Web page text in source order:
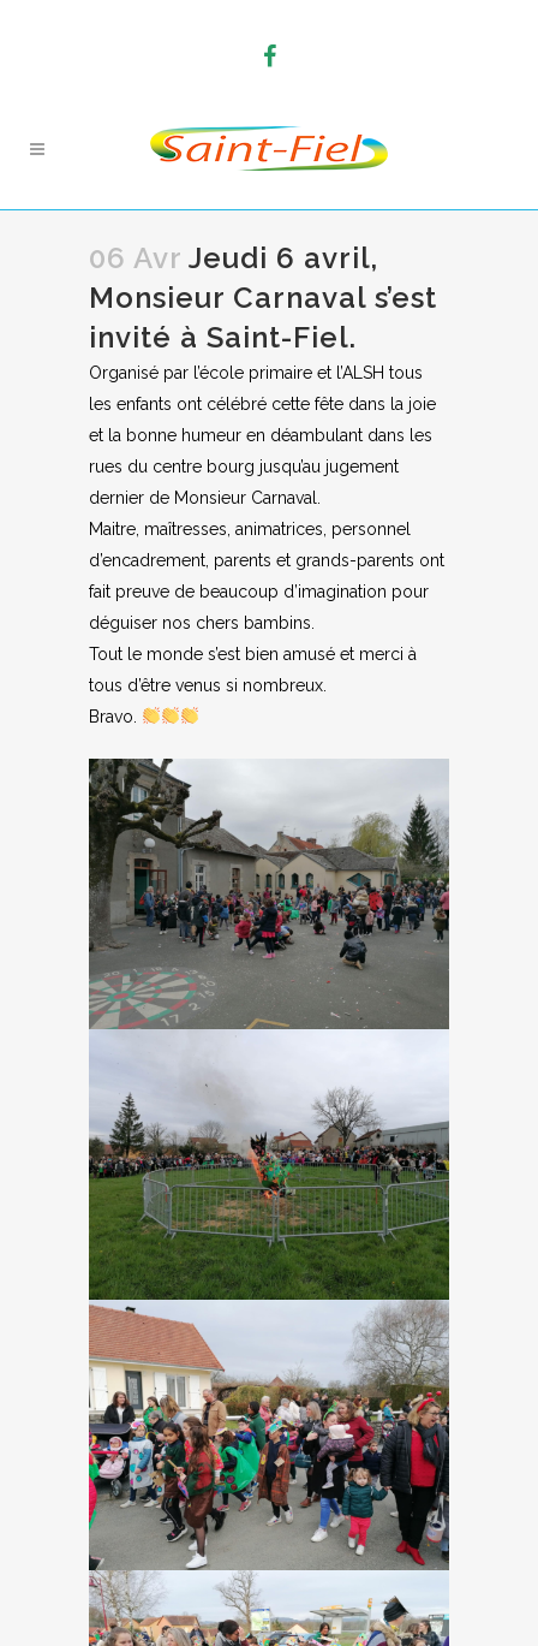
06 Avr Jeudi 6 avril,
Monsieur Carnaval s’est
invité à Saint-Fiel.
Organisé par l’école primaire et l’ALSH tous
les enfants ont célébré cette fête dans la joie
et la bonne humeur en déambulant dans les
rues du centre bourg jusqu’au jugement
dernier de Monsieur Carnaval.
Maitre, maîtresses, animatrices, personnel
d’encadrement, parents et grands-parents ont
fait preuve de beaucoup d’imagination pour
déguiser nos chers bambins.
Tout le monde s’est bien amusé et merci à
tous d’être venus si nombreux.
Bravo.